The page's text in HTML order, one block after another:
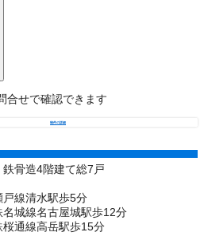
合せで確認できます
物件の詳細
骨造4階建て総7戸
戸線清水駅歩5分
名城線名古屋城駅歩12分
桜通線高岳駅歩15分